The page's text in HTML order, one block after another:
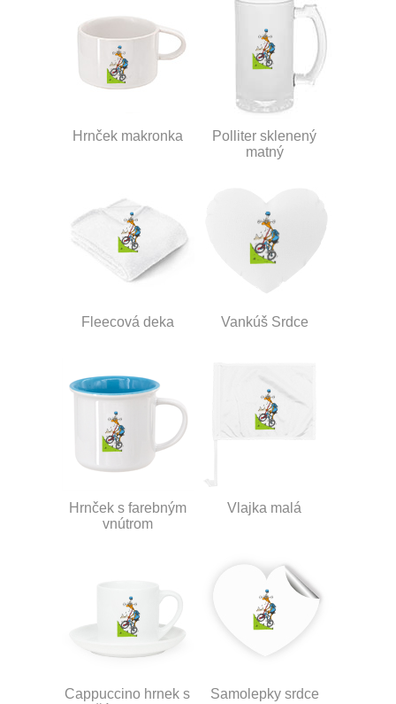
Hrnček makronka
Polliter sklenený
matný
Fleecová deka Vankúš Srdce
Hrnček s farebným
vnútrom
Vlajka malá
Cappuccino hrnek s
Samolepky srdce